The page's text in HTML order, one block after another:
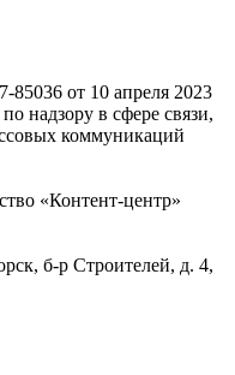
от 10 апреля 2023
надзору в сфере связи,
коммуникаций
«Контент-центр»
б-р Строителей, д. 4,